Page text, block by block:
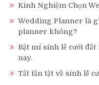
Kinh Nghiệm Chọn
Wedding Planner là
planner không?
Bật mí sính lễ cưới
nay.
Tất tần tật về sính lễ